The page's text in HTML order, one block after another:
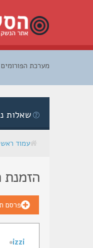
מערכת
שאלות
עמוד
פרסם
izzi